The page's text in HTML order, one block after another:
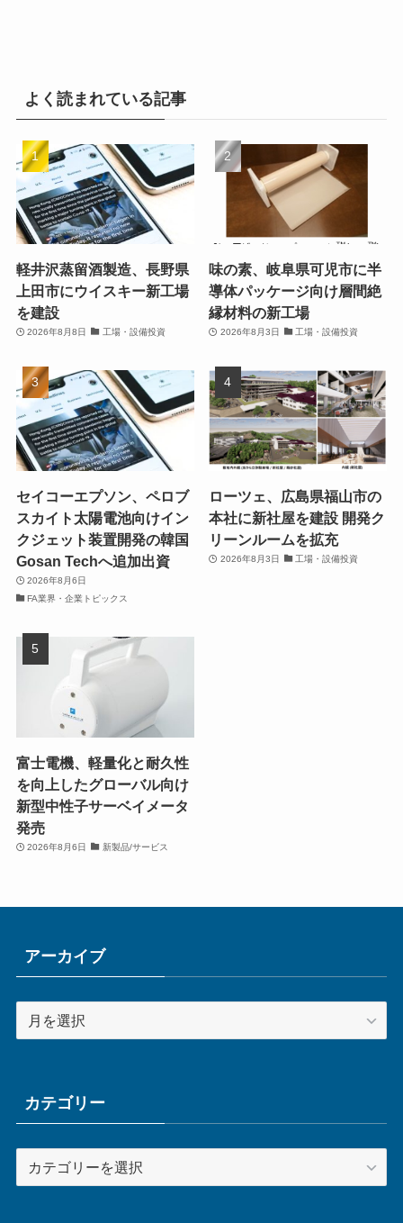
よく読まれている記事
軽井沢蒸留酒製造、長野県
上田市にウイスキー新工場
を建設
2026年8月8日 工場・設備投資
味の素、岐阜県可児市に半
導体パッケージ向け層間絶
縁材料の新工場
2026年8月3日 工場・設備投資
セイコーエプソン、ペロブ
スカイト太陽電池向けイン
クジェット装置開発の韓国
Gosan Techへ追加出資
2026年8月6日
FA業界・企業トピックス
ローツェ、広島県福山市の
本社に新社屋を建設 開発ク
リーンルームを拡充
2026年8月3日 工場・設備投資
富士電機、軽量化と耐久性
を向上したグローバル向け
新型中性子サーベイメータ
発売
2026年8月6日 新製品/サービス
アーカイブ
ー
ブカテゴリー
テ